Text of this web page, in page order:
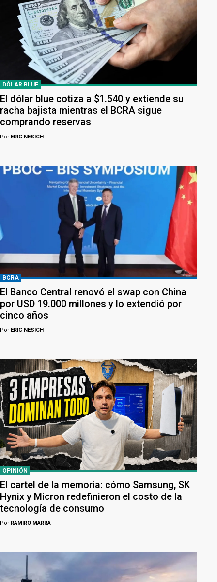
DÓLAR BLUE
El dólar blue cotiza a $1.540 y extiende su
racha bajista mientras el BCRA sigue
comprando reservas
Por ERIC NESICH
BCRA
El Banco Central renovó el swap con China
por USD 19.000 millones y lo extendió por
cinco años
Por ERIC NESICH
OPINIÓN
El cartel de la memoria: cómo Samsung, SK
Hynix y Micron redefinieron el costo de la
tecnología de consumo
Por RAMIRO MARRA